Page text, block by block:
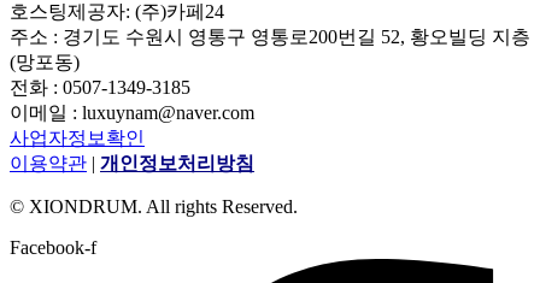
호스팅제공자: (주)카페24
주소 : 경기도 수원시 영통구 영통로200번길 52, 황오빌딩 지층
(망포동)
전화 : 0507-1349-3185
이메일 : luxuynam@naver.com
사업자정보확인
이용약관 | 개인정보처리방침
© XIONDRUM. All rights Reserved.
Facebook-f